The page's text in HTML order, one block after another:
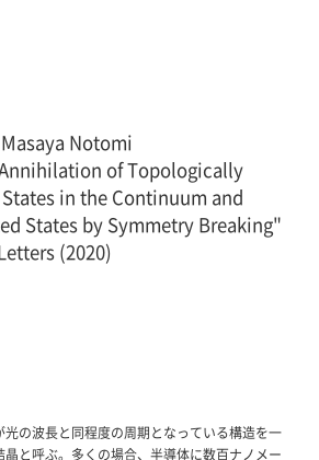
Notomi
of Topologically
in the Continuum and
States by Symmetry Breaking"
(2020)
光の波長と同程度の周期となっている構造を一
と呼ぶ。多くの場合、半導体に数百ナノメー